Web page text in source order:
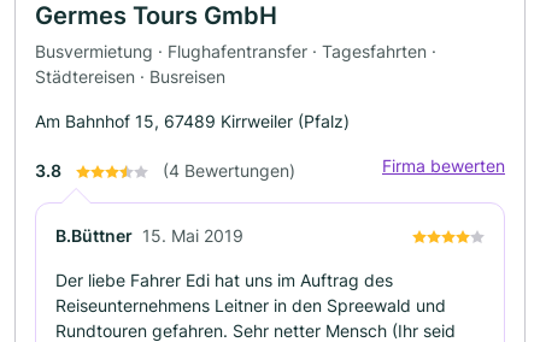
Germes Tours GmbH
Busvermietung · Flughafentransfer · Tagesfahrten ·
Städtereisen · Busreisen
Am Bahnhof 15, 67489 Kirrweiler (Pfalz)
3.8 (4 Bewertungen) Firma bewerten
B.Büttner 15. Mai 2019
Der liebe Fahrer Edi hat uns im Auftrag des
Reiseunternehmens Leitner in den Spreewald und
Rundtouren gefahren. Sehr netter Mensch (Ihr seid